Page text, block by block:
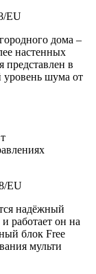
EU
дома –
настенных
представлен в
уровень шума от
EU
надёжный
работает он на
блок Free
мульти